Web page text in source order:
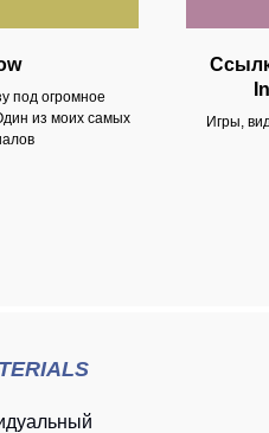
под огромное
из моих самых
Игры,